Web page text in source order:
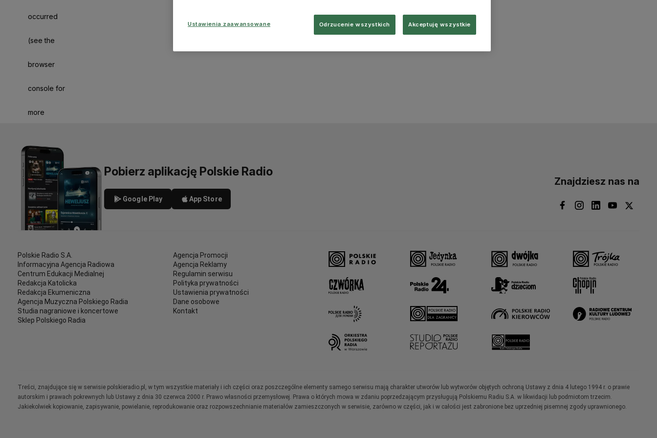
occurred
(see the
browser
console for
more
Pobierz aplikację Polskie Radio
Google Play App Store
Znajdziesz nas na
Polskie Radio S.A.
Informacyjna Agencja Radiowa
Centrum Edukacji Medialnej
Redakcja Katolicka
Redakcja Ekumeniczna
Agencja Muzyczna Polskiego Radia
Studia nagraniowe i koncertowe
Sklep Polskiego Radia
Agencja Promocji
Agencja Reklamy
Regulamin serwisu
Polityka prywatności
Ustawienia prywatności
Dane osobowe
Kontakt
Treści, znajdujące się w serwisie polskieradio.pl, w tym wszystkie materiały i ich części oraz poszczególne elementy samego serwisu mają charakter utworów lub wytworów objętych ochroną Ustawy z dnia 4 lutego 1994 r. o prawie
autorskim i prawach pokrewnych lub Ustawy z dnia 30 czerwca 2000 r. Prawo własności przemysłowej. Prawa o których mowa w zdaniu poprzedzającym przysługują Polskiemu Radiu S.A. w likwidacji lub podmiotom trzecim.
Jakiekolwiek kopiowanie, zapisywanie, powielanie, reprodukowanie oraz rozpowszechnianie materiałów zamieszczonych w serwisie, zarówno w części, jak i w całości jest zabronione bez uprzedniej pisemnej zgody uprawnionego.
Ustawienia zaawansowane Odrzucenie wszystkich Akceptuję wszystkie